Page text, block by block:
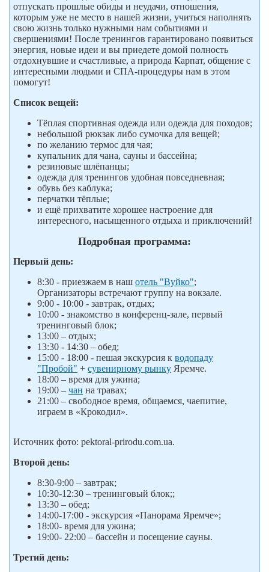
отпускать прошлые обиды и неудачи, отношения,
которым уже не место в нашей жизни, учиться наполнять
свою жизнь только нужными нам событиями и
свершениями! После тренингов гарантировано появиться
энергия, новые идеи и вы приедете домой полность
отдохнувшие и счастливые, а природа Карпат, общение с
интересными людьми и СПА-процедуры нам в этом
помогут!
Список вещей:
Тёплая спортивная одежда или одежда для походов;
небольшой рюкзак либо сумочка для вещей;
по желанию термос для чая;
купальник для чана, сауны и бассейна;
резиновые шлёпанцы;
одежда для тренингов удобная повседневная;
обувь без каблука;
перчатки тёплые;
и ещё прихватите хорошее настроение для
интересного, насыщенного отдыха и приключений!
Подробная программа:
Первый день:
8:30 - приезжаем в наш отель "Вуйко";
Организаторы встречают группу на вокзале.
9:00 - 10:00 - завтрак, отдых;
10:00 - знакомство в конференц-зале, первый
тренинговый блок;
13:00 – отдых;
13:30 - 14:30 – обед;
15:00 - 18:00 - пешая экскурсия к водопаду
"Пробой" + сувенирному рынку Яремче.
18:00 – время для ужина;
19:00 – чан на травах;
21:00 – свободное время, общаемся, чаепитие,
играем в «Крокодил».
Источник фото: pektoral-prirodu.com.ua.
Второй день:
8:30-9:00 – завтрак;
10:30-12:30 – тренинговый блок;;
13:30 – обед;
14:00-17:00 - экскурсия «Панорама Яремче»;
18:00- время для ужина;
19:00- 22:00 – бассейн и посещение сауны.
Третий день: